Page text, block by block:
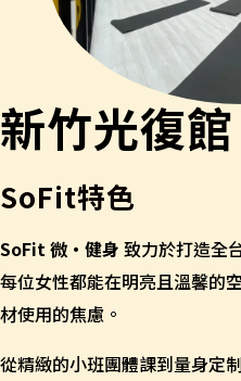
新竹光復館
SoFit特色
SoFit 微‧健身 致力於打造全
每位女性都能在明亮且溫馨的
材使用的焦慮。
從精緻的小班團體課到量身定